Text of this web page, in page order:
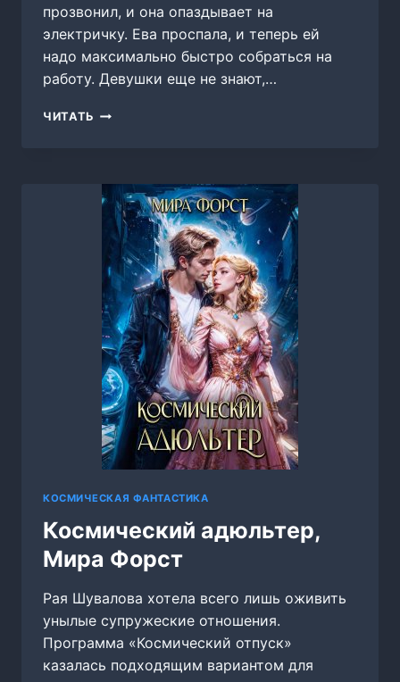
прозвонил, и она опаздывает на
электричку. Ева проспала, и теперь ей
надо максимально быстро собраться на
работу. Девушки еще не знают,…
ЧИТАТЬ НЕУЯЗВИМЫЕ,
КОСМИЧЕСКАЯ ФАНТАСТИКА
Космический адюльтер,
Мира Форст
Рая Шувалова хотела всего лишь оживить
унылые супружеские отношения.
Программа «Космический отпуск»
казалась подходящим вариантом для